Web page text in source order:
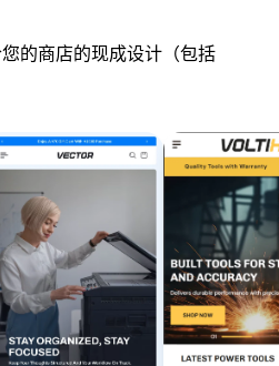
的商店的现成设计（包括